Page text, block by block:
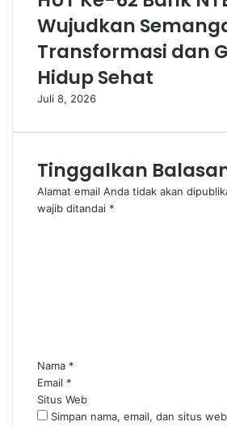
Wujudkan
Transformasi dan
Hidup Sehat
Juli 8, 2026
Tinggalkan
Alamat email Anda tidak akan
wajib ditandai *
*Nama *
Email *
Situs Web
Simpan nama, email, dan situs